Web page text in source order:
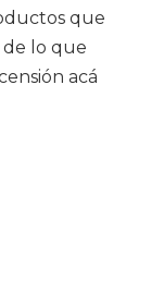
que
lo que
acá